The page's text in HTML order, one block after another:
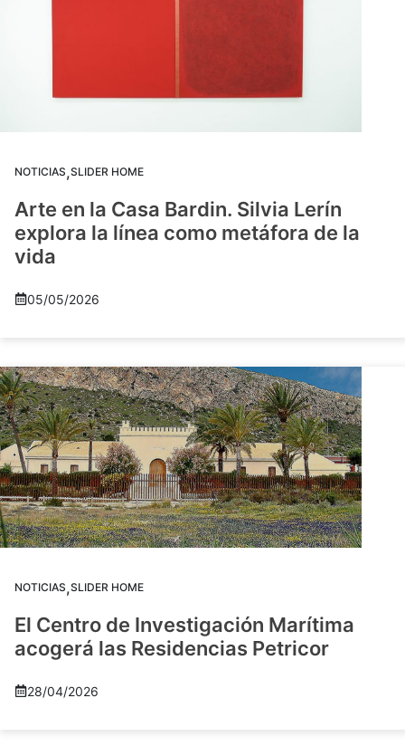
NOTICIAS,SLIDER HOME
Arte en la Casa Bardin. Silvia Lerín
explora la línea como metáfora de la
vida
05/05/2026
NOTICIAS,SLIDER HOME
El Centro de Investigación Marítima
acogerá las Residencias Petricor
28/04/2026